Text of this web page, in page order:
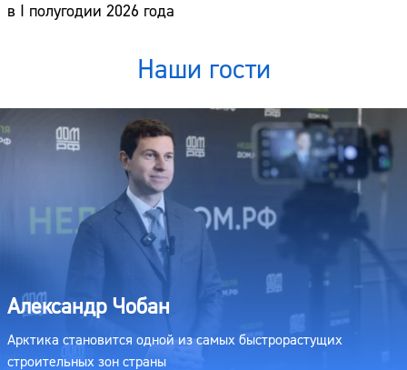
в I полугодии 2026 года
Наши гости
Александр Чобан
Арктика становится одной из самых быстрорастущих
строительных зон страны